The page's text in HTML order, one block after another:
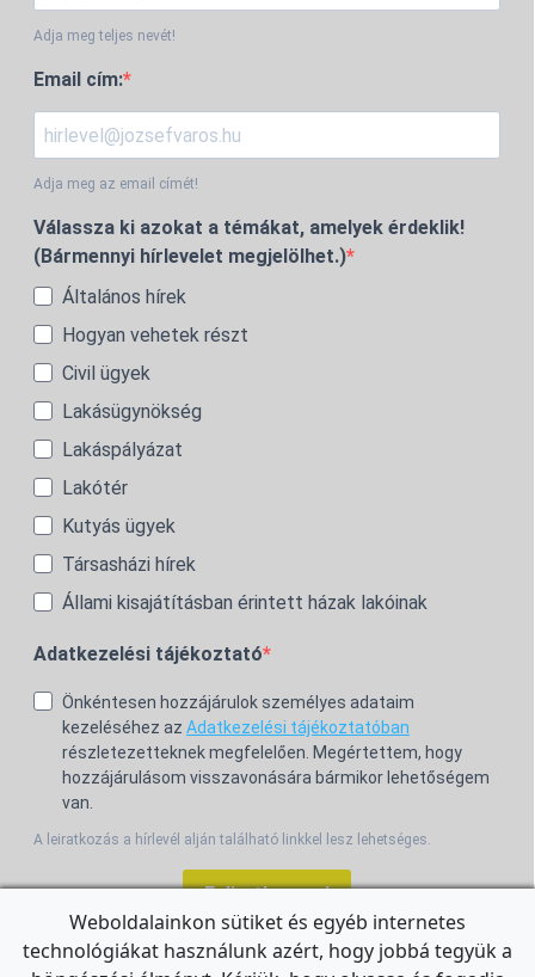
Adja meg teljes nevét!
Email cím:
Adja meg az email címét!
Válassza ki azokat a témákat, amelyek érdeklik!
(Bármennyi hírlevelet megjelölhet.)
Általános hírek
Hogyan vehetek részt
Civil ügyek
Lakásügynökség
Lakáspályázat
Lakótér
Kutyás ügyek
Társasházi hírek
Állami kisajátításban érintett házak lakóinak
Adatkezelési tájékoztató
Önkéntesen hozzájárulok személyes adataim
kezeléséhez az Adatkezelési tájékoztatóban
részletezetteknek megfelelően. Megértettem, hogy
hozzájárulásom visszavonására bármikor lehetőségem
van.
A leiratkozás a hírlevél alján található linkkel lesz lehetséges.
Feliratkozom!
Weboldalainkon sütiket és egyéb internetes
technológiákat használunk azért, hogy jobbá tegyük a